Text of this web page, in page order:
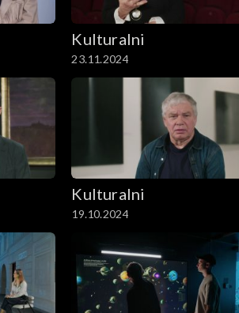
Kulturalni
23.11.2024
Kulturalni
19.10.2024